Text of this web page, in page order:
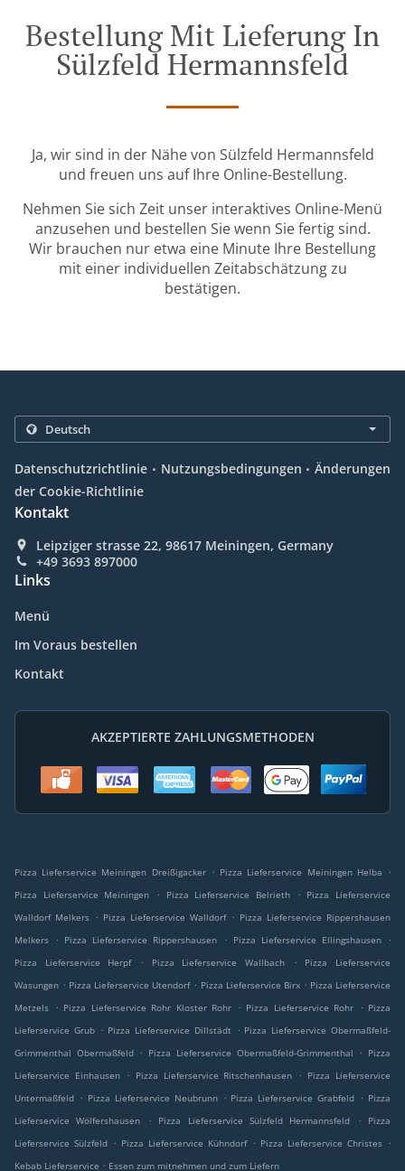
Bestellung Mit Lieferung In
Sülzfeld Hermannsfeld
Ja, wir sind in der Nähe von Sülzfeld Hermannsfeld
und freuen uns auf Ihre Online-Bestellung.
Nehmen Sie sich Zeit unser interaktives Online-Menü
anzusehen und bestellen Sie wenn Sie fertig sind.
Wir brauchen nur etwa eine Minute Ihre Bestellung
mit einer individuellen Zeitabschätzung zu
bestätigen.
Datenschutzrichtlinie . Nutzungsbedingungen . Änderungen
der Cookie-Richtlinie
Kontakt
Leipziger strasse 22, 98617 Meiningen, Germany
+49 3693 897000
Links
Menü
Im Voraus bestellen
Kontakt
AKZEPTIERTE ZAHLUNGSMETHODEN
Pizza Lieferservice Meiningen Dreißigacker . Pizza Lieferservice Meiningen Helba
.
Pizza Lieferservice Meiningen
. Pizza Lieferservice Belrieth . Pizza Lieferservice
Walldorf Melkers . Pizza Lieferservice Walldorf . Pizza Lieferservice Rippershausen
Melkers
. Pizza Lieferservice Rippershausen . Pizza Lieferservice Ellingshausen
.
Pizza Lieferservice Herpf
. Pizza Lieferservice Wallbach .
Pizza Lieferservice
Wasungen . Pizza Lieferservice Utendorf . Pizza Lieferservice Birx . Pizza Lieferservice
Metzels
. Pizza Lieferservice Rohr Kloster Rohr . Pizza Lieferservice Rohr . Pizza
Lieferservice Grub . Pizza Lieferservice Dillstädt . Pizza Lieferservice Obermaßfeld-
Grimmenthal Obermaßfeld . Pizza Lieferservice Obermaßfeld-Grimmenthal . Pizza
Lieferservice Einhausen
. Pizza Lieferservice Ritschenhausen . Pizza Lieferservice
Untermaßfeld . Pizza Lieferservice Neubrunn . Pizza Lieferservice Grabfeld . Pizza
Lieferservice Wölfershausen
. Pizza Lieferservice Sülzfeld Hermannsfeld .
Pizza
Lieferservice Sülzfeld . Pizza Lieferservice Kühndorf . Pizza Lieferservice Christes .
Kebab Lieferservice . Essen zum mitnehmen und zum Liefern